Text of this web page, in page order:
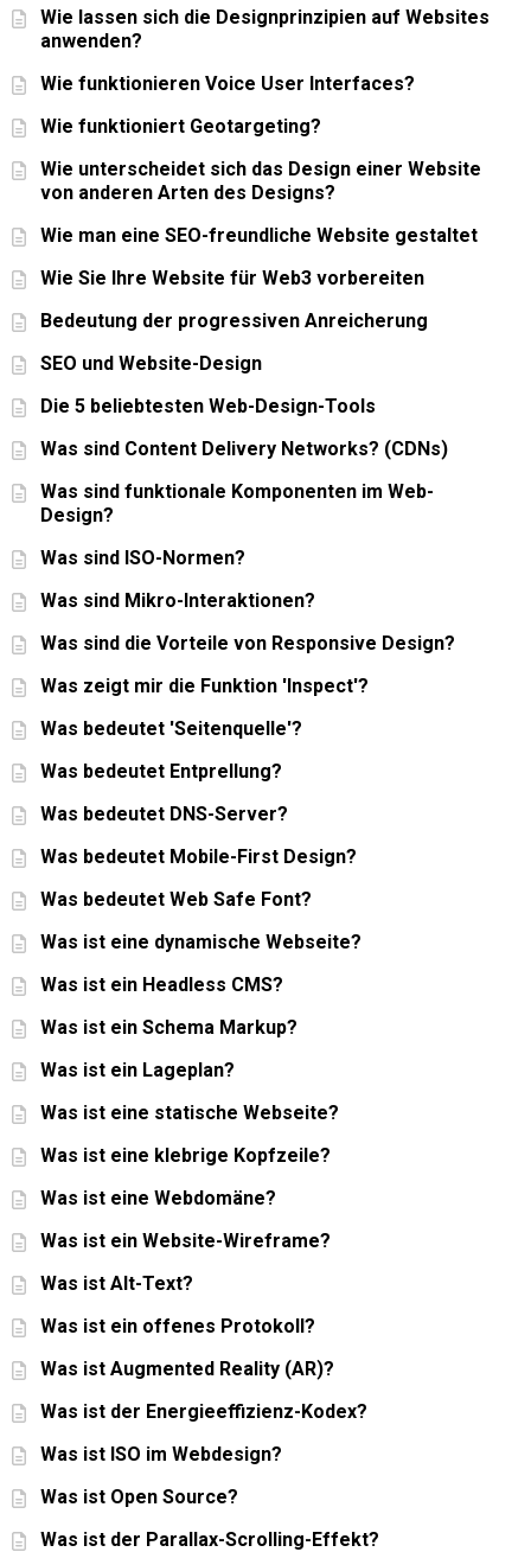
Wie lassen sich die Designprinzipien auf Websites
anwenden?
Wie funktionieren Voice User Interfaces?
Wie funktioniert Geotargeting?
Wie unterscheidet sich das Design einer Website
von anderen Arten des Designs?
Wie man eine SEO-freundliche Website gestaltet
Wie Sie Ihre Website für Web3 vorbereiten
Bedeutung der progressiven Anreicherung
SEO und Website-Design
Die 5 beliebtesten Web-Design-Tools
Was sind Content Delivery Networks? (CDNs)
Was sind funktionale Komponenten im Web-
Design?
Was sind ISO-Normen?
Was sind Mikro-Interaktionen?
Was sind die Vorteile von Responsive Design?
Was zeigt mir die Funktion 'Inspect'?
Was bedeutet 'Seitenquelle'?
Was bedeutet Entprellung?
Was bedeutet DNS-Server?
Was bedeutet Mobile-First Design?
Was bedeutet Web Safe Font?
Was ist eine dynamische Webseite?
Was ist ein Headless CMS?
Was ist ein Schema Markup?
Was ist ein Lageplan?
Was ist eine statische Webseite?
Was ist eine klebrige Kopfzeile?
Was ist eine Webdomäne?
Was ist ein Website-Wireframe?
Was ist Alt-Text?
Was ist ein offenes Protokoll?
Was ist Augmented Reality (AR)?
Was ist der Energieeffizienz-Kodex?
Was ist ISO im Webdesign?
Was ist Open Source?
Was ist der Parallax-Scrolling-Effekt?